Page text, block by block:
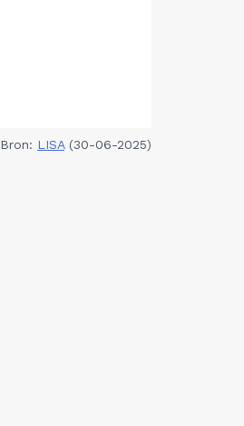
Bron: LISA(30-06-2025)